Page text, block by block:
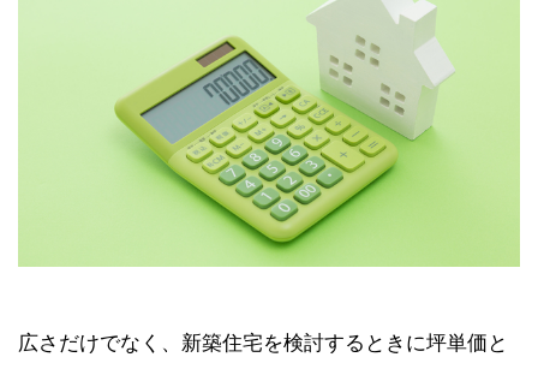
広さだけでなく、新築住宅を検討するときに坪単価と